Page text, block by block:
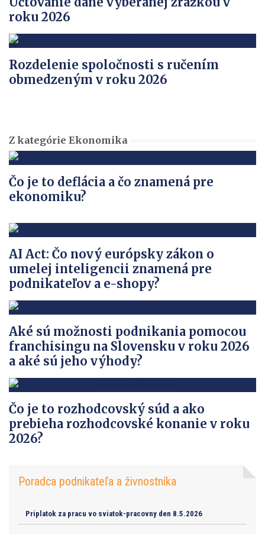
roku 2026
Rozdelenie spoločnosti s ručením
obmedzeným v roku 2026
Z kategórie Ekonomika
Čo je to deflácia a čo znamená pre
ekonomiku?
AI Act: Čo nový európsky zákon o
umelej inteligencii znamená pre
podnikateľov a e-shopy?
Aké sú možnosti podnikania pomocou
franchisingu na Slovensku v roku 2026
a aké sú jeho výhody?
Čo je to rozhodcovský súd a ako
prebieha rozhodcovské konanie v roku
2026?
Poradca podnikateľa a živnostníka
Priplatok za pracu vo sviatok-pracovny den 8.5.2026